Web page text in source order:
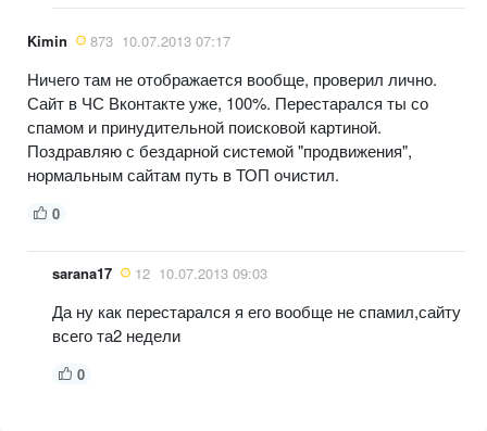
Kimin 873 10.07.2013 07:17
Ничего там не отображается вообще, проверил лично.
Сайт в ЧС Вконтакте уже, 100%. Перестарался ты со
спамом и принудительной поисковой картиной.
Поздравляю с бездарной системой "продвижения",
нормальным сайтам путь в ТОП очистил.
0
sarana17 12 10.07.2013 09:03
Да ну как перестарался я его вообще не спамил,сайту
всего та2 недели
0